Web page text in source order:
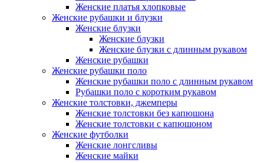
Женские платья хлопковые
Женские рубашки и блузки
Женские блузки
Женские блузки
Женские блузки с длинным рукавом
Женские рубашки
Женские рубашки поло
Женские рубашки поло с длинным рукавом
Рубашки поло с коротким рукавом
Женские толстовки, джемперы
Женские толстовки без капюшона
Женские толстовки с капюшоном
Женские футболки
Женские лонгсливы
Женские майки